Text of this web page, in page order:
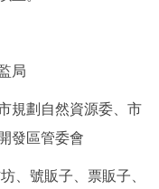
局
劃自然資源委、市
發區管委會
號販子、票販子、